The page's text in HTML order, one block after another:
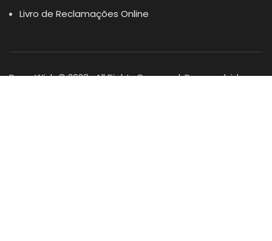
Livro de Reclamações Online
Dogs Wish © 2023 . All Rights Reserved. Desenvolvido por